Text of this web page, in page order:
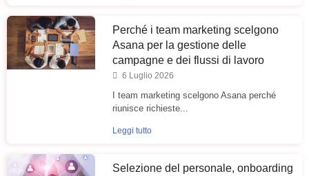
Perché i team marketing scelgono
Asana per la gestione delle
campagne e dei flussi di lavoro
6 Luglio 2026
I team marketing scelgono Asana perché
riunisce richieste...
Leggi tutto
Selezione del personale, onboarding